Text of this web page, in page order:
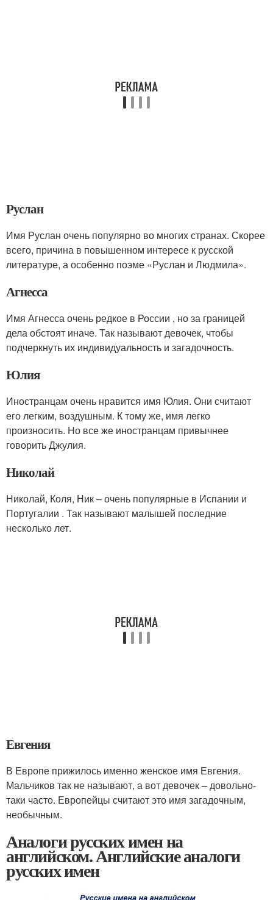
Руслан
Имя Руслан очень популярно во многих странах. Скорее
всего, причина в повышенном интересе к русской
литературе, а особенно поэме «Руслан и Людмила».
Агнесса
Имя Агнесса очень редкое в России , но за границей
дела обстоят иначе. Так называют девочек, чтобы
подчеркнуть их индивидуальность и загадочность.
Юлия
Иностранцам очень нравится имя Юлия. Они считают
его легким, воздушным. К тому же, имя легко
произносить. Но все же иностранцам привычнее
говорить Джулия.
Николай
Николай, Коля, Ник – очень популярные в Испании и
Португалии . Так называют малышей последние
несколько лет.
Евгения
В Европе прижилось именно женское имя Евгения.
Мальчиков так не называют, а вот девочек – довольно-
таки часто. Европейцы считают это имя загадочным,
необычным.
Аналоги русских имен на
английском. Английские аналоги
русских имен